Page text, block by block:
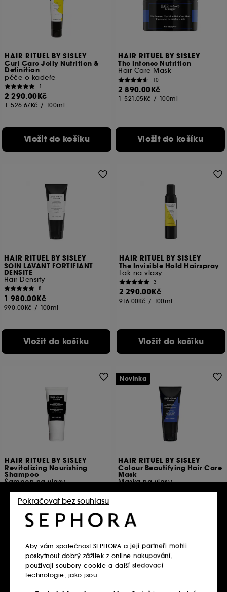
HAIR RITUEL BY SISLEY
Curl Care Jelly Nutrition &
Definition
péče o kadeře
1
2 290.00Kč
1 526.67Kč / 100ml
Vložit do košíku
HAIR RITUEL BY SISLEY
The Intense Nutrition
Hair Care Mask
10
2 890.00Kč
1 521.05Kč / 100ml
Vložit do košíku
HAIR RITUEL BY SISLEY
SOIN LAVANT FORTIFIANT
DENSITE
Hair Density
8
1 980.00Kč
990.00Kč / 100ml
Vložit do košíku
HAIR RITUEL BY SISLEY
The Invisible Hold Hairspray
Lak na vlasy
3
2 290.00Kč
916.00Kč / 100ml
Vložit do košíku
HAIR RITUEL BY SISLEY
Revitalizing Nourishing
Shampoo
Šampon na vlasy
2
1 980.00Kč
Vložit do košíku
HAIR RITUEL BY SISLEY
Colour Beautifying Hair Care
Mask
Maska na vlasy
5
Vložit do košíku
Novinka
Aby vám společnost SEPHORA a její partneři mohli
poskytnout dobrý zážitek z online nakupování,
používají soubory cookie a další sledovací
technologie, jako jsou :
Pokračovat bez souhlasu